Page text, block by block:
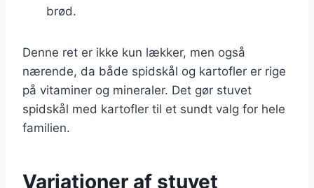
brød.
Denne ret er ikke kun lækker, men også
nærende, da både spidskål og kartofler er rige
på vitaminer og mineraler. Det gør stuvet
spidskål med kartofler til et sundt valg for hele
familien.
Variationer af stuvet